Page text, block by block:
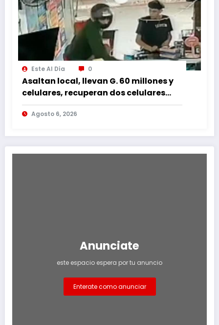
Este Al Día 0
Asaltan local, llevan G. 60 millones y
celulares, recuperan dos celulares
mediante rastreo y persecución
Agosto 6, 2026
Anunciate
este espacio espera por tu anuncio
Enterate como anunciar